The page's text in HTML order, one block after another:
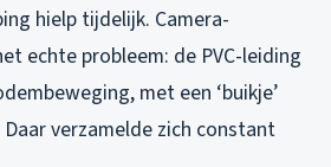
hielp tijdelijk. Camera-
echte probleem: de PVC-leiding
met een ‘buikje’
verzamelde zich constant